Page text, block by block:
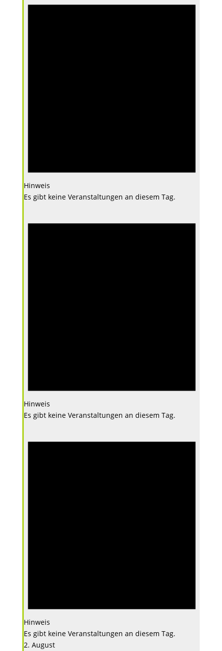
Hinweis
Es gibt keine Veranstaltungen an diesem Tag.
Hinweis
Es gibt keine Veranstaltungen an diesem Tag.
Hinweis
Es gibt keine Veranstaltungen an diesem Tag.
2. August